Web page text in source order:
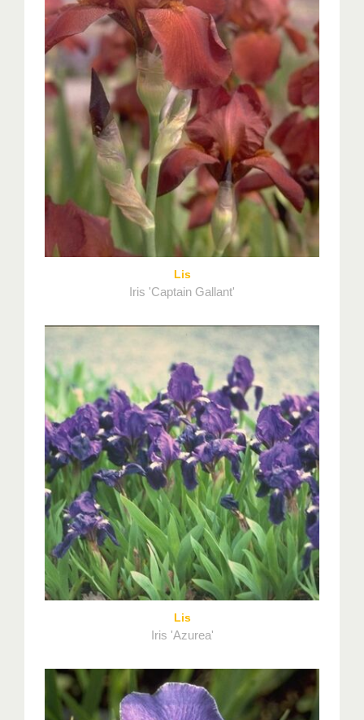
Lis
Iris 'Captain Gallant'
Lis
Iris 'Azurea'